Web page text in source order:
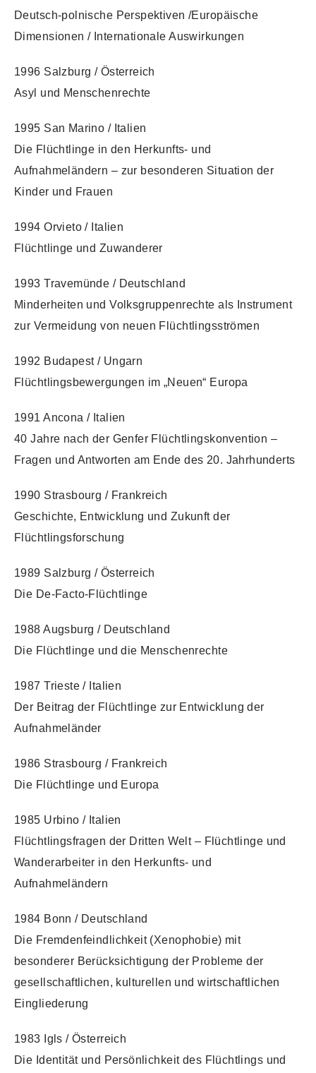
Deutsch-polnische Perspektiven /Europäische
Dimensionen / Internationale Auswirkungen
1996 Salzburg / Österreich
Asyl und Menschenrechte
1995 San Marino / Italien
Die Flüchtlinge in den Herkunfts- und
Aufnahmeländern – zur besonderen Situation der
Kinder und Frauen
1994 Orvieto / Italien
Flüchtlinge und Zuwanderer
1993 Travemünde / Deutschland
Minderheiten und Volksgruppenrechte als Instrument
zur Vermeidung von neuen Flüchtlingsströmen
1992 Budapest / Ungarn
Flüchtlingsbewergungen im „Neuen“ Europa
1991 Ancona / Italien
40 Jahre nach der Genfer Flüchtlingskonvention –
Fragen und Antworten am Ende des 20. Jahrhunderts
1990 Strasbourg / Frankreich
Geschichte, Entwicklung und Zukunft der
Flüchtlingsforschung
1989 Salzburg / Österreich
Die De-Facto-Flüchtlinge
1988 Augsburg / Deutschland
Die Flüchtlinge und die Menschenrechte
1987 Trieste / Italien
Der Beitrag der Flüchtlinge zur Entwicklung der
Aufnahmeländer
1986 Strasbourg / Frankreich
Die Flüchtlinge und Europa
1985 Urbino / Italien
Flüchtlingsfragen der Dritten Welt – Flüchtlinge und
Wanderarbeiter in den Herkunfts- und
Aufnahmeländern
1984 Bonn / Deutschland
Die Fremdenfeindlichkeit (Xenophobie) mit
besonderer Berücksichtigung der Probleme der
gesellschaftlichen, kulturellen und wirtschaftlichen
Eingliederung
1983 Igls / Österreich
Die Identität und Persönlichkeit des Flüchtlings und